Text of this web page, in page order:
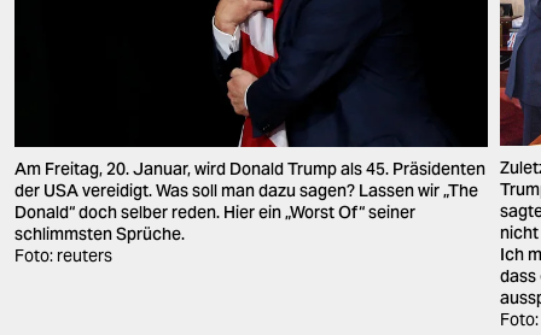
Am Freitag, 20. Januar, wird Donald Trump als 45. Präsidenten
der USA vereidigt. Was soll man dazu sagen? Lassen wir „The
Donald“ doch selber reden. Hier ein „Worst Of“ seiner
schlimmsten Sprüche.
Foto: reuters
nicht
Ich
dass